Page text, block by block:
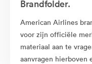
Brandfolder.
American Airlines
voor zijn officiële
materiaal aan te
aanvragen